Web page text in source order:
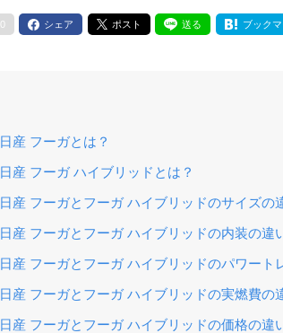
0 シェア ポスト 送る ブックマ
日産 フーガとは？
日産 フーガ ハイブリッドとは？
日産 フーガとフーガ ハイブリッドのサイズの
日産 フーガとフーガ ハイブリッドの内装の違
日産 フーガとフーガ ハイブリッドのパワート
日産 フーガとフーガ ハイブリッドの実燃費の
日産 フーガとフーガ ハイブリッドの価格の違